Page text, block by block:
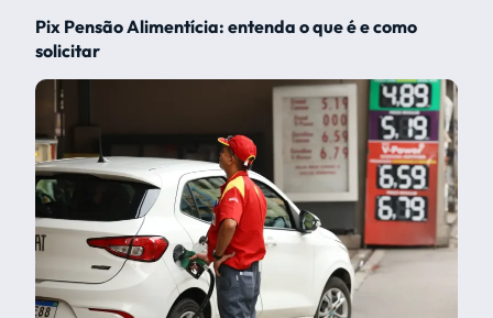
Pix Pensão Alimentícia: entenda o que é e como
solicitar